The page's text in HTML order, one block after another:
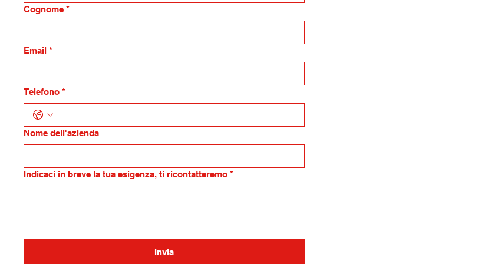
Cognome *
Email *
Telefono *
Nome dell'azienda
Indicaci in breve la tua esigenza, ti ricontatteremo *
Invia